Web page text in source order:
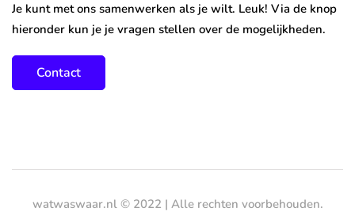
Je kunt met ons samenwerken als je wilt. Leuk! Via de knop
hieronder kun je je vragen stellen over de mogelijkheden.
Contact
watwaswaar.nl © 2022 | Alle rechten voorbehouden.